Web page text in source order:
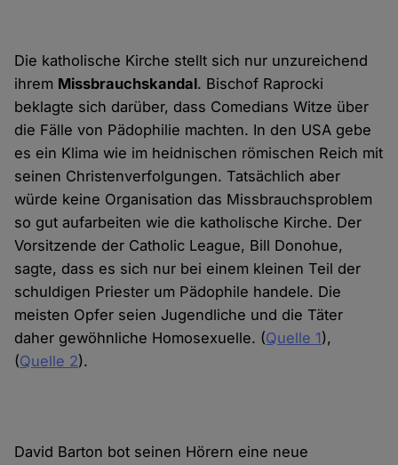
Die katholische Kirche stellt sich nur unzureichend
ihrem Missbrauchskandal. Bischof Raprocki
beklagte sich darüber, dass Comedians Witze über
die Fälle von Pädophilie machten. In den USA gebe
es ein Klima wie im heidnischen römischen Reich mit
seinen Christenverfolgungen. Tatsächlich aber
würde keine Organisation das Missbrauchsproblem
so gut aufarbeiten wie die katholische Kirche. Der
Vorsitzende der Catholic League, Bill Donohue,
sagte, dass es sich nur bei einem kleinen Teil der
schuldigen Priester um Pädophile handele. Die
meisten Opfer seien Jugendliche und die Täter
daher gewöhnliche Homosexuelle. (Quelle 1),
(Quelle 2).
David Barton bot seinen Hörern eine neue